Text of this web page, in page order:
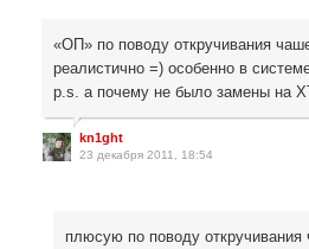
«ОП» по поводу откручивания
реалистично =) особенно в
p.s. а почему не было замены на
kn1ght
23 декабря 2011, 18:54
плюсую по поводу откручивания